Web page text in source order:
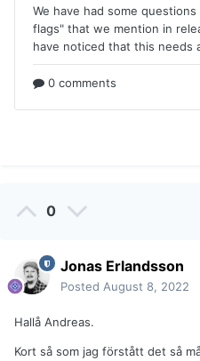
0
Jonas Erlandsson
Posted August 8, 2022
Hallå Andreas.
Kort så som jag förstått det så